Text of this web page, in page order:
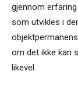
gjennom
som utvikles i
om det ikke kan
likevel.